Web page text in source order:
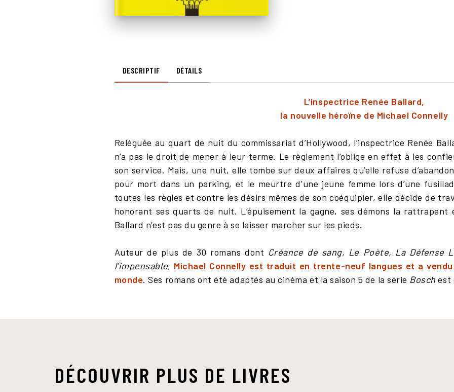
DESCRIPTIF DÉTAILS
L’inspectrice Renée Ballard,
la nouvelle héroïne de Michael Connelly
Reléguée au quart de nuit du commissariat d’Hollywood, l’inspectrice Renée
n’a pas le droit de mener à leur terme. Le règlement l’oblige en effet à les
son service. Mais, une nuit, elle tombe sur deux affaires qu’elle refuse
pour mort dans un parking, et le meurtre d’une jeune femme lors d’une
toutes les règles et contre les désirs mêmes de son coéquipier, elle décide de
honorant ses quarts de nuit. L’épuisement la gagne, ses démons la rattrapent
Ballard n’est pas du genre à se laisser marcher sur les pieds.
Auteur de plus de 30 romans dont Créance de sang, Le Poète, La Défense
l’impensable, Michael Connelly est traduit en trente-neuf langues et a
monde. Ses romans ont été adaptés au cinéma et la saison 5 de la série Bosch est
DÉCOUVRIR PLUS DE LIVRES